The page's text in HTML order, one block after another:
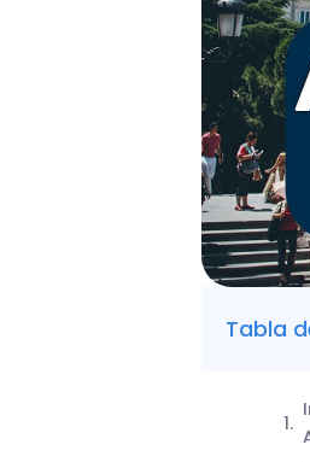
Tabla